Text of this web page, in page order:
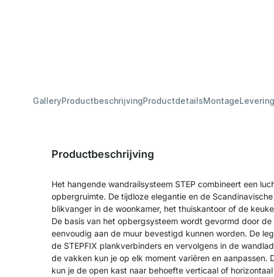
GalleryProductbeschrijvingProductdetailsMontage
Productbeschrijving
Het hangende wandrailsysteem STEP combineert een
opbergruimte. De tijdloze elegantie en de
blikvanger in de woonkamer, het thuiskantoor of de
De basis van het opbergsysteem wordt gevormd door
eenvoudig aan de muur bevestigd kunnen worden. De
de STEPFIX plankverbinders en vervolgens in de
de vakken kun je op elk moment variëren en aanpassen.
kun je de open kast naar behoefte verticaal of